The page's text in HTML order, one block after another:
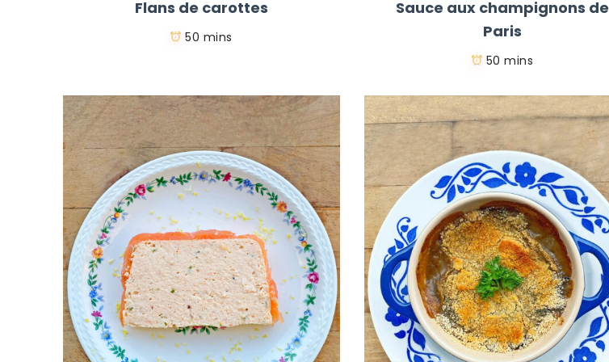
Flans de carottes
50 mins
Sauce aux champignons de
Paris
50 mins